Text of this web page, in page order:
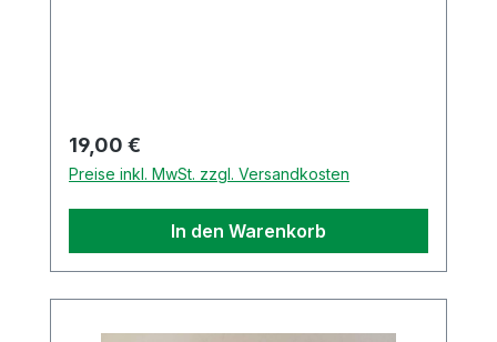
Regulärer Preis:
19,00 €
Preise inkl. MwSt. zzgl. Versandkosten
In den Warenkorb